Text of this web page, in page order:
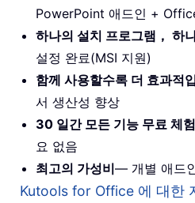
PowerPoint 애드인 +
하나의 설치 프로그램， 하
설정 완료(MSI 지원)
함께 사용할수록 더 효과적
서 생산성 향상
30 일간 모든 기능 무료 체험
요 없음
최고의 가성비— 개별 애드
Kutools for Office 에 대한